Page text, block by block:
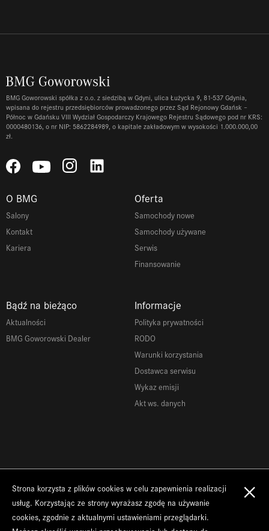
BMG Goworowski spółka z o.o. z siedzibą w Gdyni, ulica Łużycka 9, 81-537 Gdynia,
wpisana do rejestru przedsiębiorców prowadzonego przez Sąd Rejonowy Gdańsk –
Północ w Gdańsku VIII Wydział Gospodarczy Krajowego Rejestru Sądowego pod nr KRS:
0000480136, o nr NIP: 5862284989, o kapitale zakładowym w wysokości 1.000.000,00
zł.
O BMG
Salony
Kontakt
Kariera
Oferta
Samochody nowe
Samochody używane
Serwis
Finansowanie
Bądź na bieżąco
Aktualności
BMG Goworowski Dealer
Informacje
Polityka prywatności
RODO
Warunki korzystania
Dostawca serwisu
Wykaz emisji
Akt ws. danych
Copyrights 2026 BMG Goworowski
Strona korzysta z plików cookies w celu zapewnienia realizacji
usług. Korzystając ze strony wyrażasz zgodę na używanie
cookies, zgodnie z aktualnymi ustawieniami przeglądarki.
×